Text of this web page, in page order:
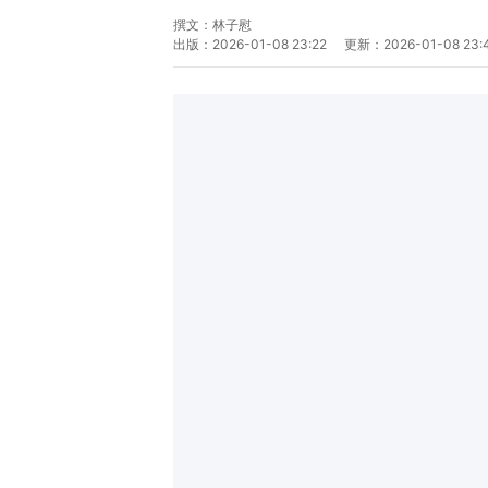
撰文： 林子慰
出版： 2026-01-08 23:22 更新： 2026-01-08